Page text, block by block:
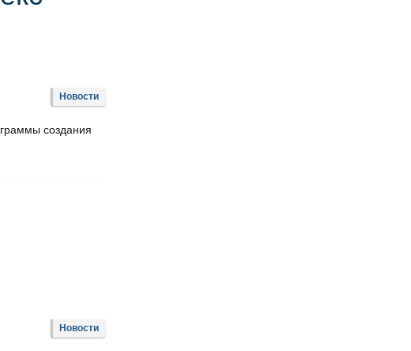
Новости
создания
Новости